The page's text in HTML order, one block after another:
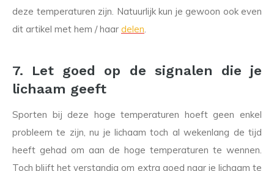
deze temperaturen zijn. Natuurlijk kun je gewoon ook even
dit artikel met hem / haar delen.
7. Let goed op de signalen die je
lichaam geeft
Sporten bij deze hoge temperaturen hoeft geen enkel
probleem te zijn, nu je lichaam toch al wekenlang de tijd
heeft gehad om aan de hoge temperaturen te wennen.
Toch blijft het verstandig om extra goed naar je lichaam te